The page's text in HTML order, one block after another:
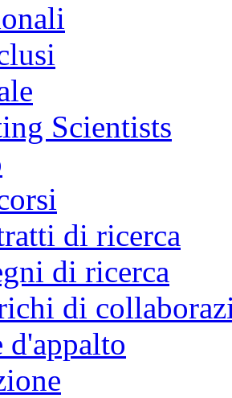
Scientists
di ricerca
di ricerca
di
d'appalto